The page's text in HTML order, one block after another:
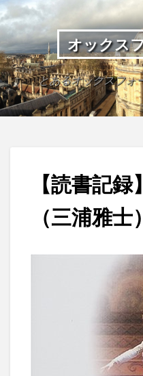
オックス
とあるオックスフォ
【読書記
（三浦雅士）